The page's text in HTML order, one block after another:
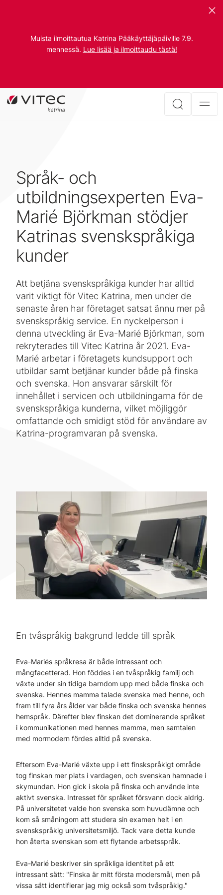
Muista ilmoittautua Katrina Pääkäyttäjäpäiville 7.9.
mennessä. Lue lisää ja ilmoittaudu tästä!
Språk- och
utbildningsexperten Eva-
Marié Björkman stödjer
Katrinas svenskspråkiga
kunder
Att betjäna svenskspråkiga kunder har alltid
varit viktigt för Vitec Katrina, men under de
senaste åren har företaget satsat ännu mer på
svenskspråkig service. En nyckelperson i
denna utveckling är Eva-Marié Björkman, som
rekryterades till Vitec Katrina år 2021. Eva-
Marié arbetar i företagets kundsupport och
utbildar samt betjänar kunder både på finska
och svenska. Hon ansvarar särskilt för
innehållet i servicen och utbildningarna för de
svenskspråkiga kunderna, vilket möjliggör
omfattande och smidigt stöd för användare av
Katrina-programvaran på svenska.
En tvåspråkig bakgrund ledde till språk
Eva-Mariés språkresa är både intressant och
mångfacetterad. Hon föddes i en tvåspråkig familj och
växte under sin tidiga barndom upp med både finska och
svenska. Hennes mamma talade svenska med henne, och
fram till fyra års ålder var både finska och svenska hennes
hemspråk. Därefter blev finskan det dominerande språket
i kommunikationen med hennes mamma, men samtalen
med mormodern fördes alltid på svenska.
Eftersom Eva-Marié växte upp i ett finskspråkigt område
tog finskan mer plats i vardagen, och svenskan hamnade i
skymundan. Hon gick i skola på finska och använde inte
aktivt svenska. Intresset för språket försvann dock aldrig.
På universitetet valde hon svenska som huvudämne och
kom så småningom att studera sin examen helt i en
svenskspråkig universitetsmiljö. Tack vare detta kunde
hon återta svenskan som ett flytande arbetsspråk.
Eva-Marié beskriver sin språkliga identitet på ett
intressant sätt: "Finska är mitt första modersmål, men på
vissa sätt identifierar jag mig också som tvåspråkig."